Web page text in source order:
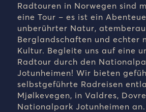
Radtouren in Norwegen sind
eine Tour – es ist ein
unberührter Natur,
Berglandschaften und echter
Kultur. Begleite uns auf eine
Radtour durch den
Jotunheimen! Wir bieten
selbstgeführte Radreisen
Mjølkevegen, in Valdres,
Nationalpark Jotunheimen